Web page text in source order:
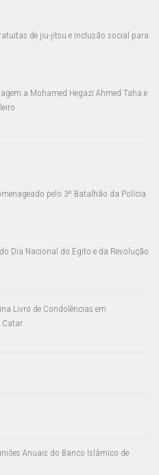
de jiu-jítsu e inclusão social para
a Mohamed Hegazi Ahmed Taha e
pelo 3º Batalhão da Polícia
Dia Nacional do Egito e da Revolução
Livro de Condolências em
Catar
Anuais do Banco Islâmico de